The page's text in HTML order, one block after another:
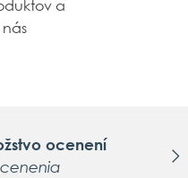
a
ocenení